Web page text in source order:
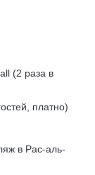
(2 раза в
платно)
в Рас-аль-